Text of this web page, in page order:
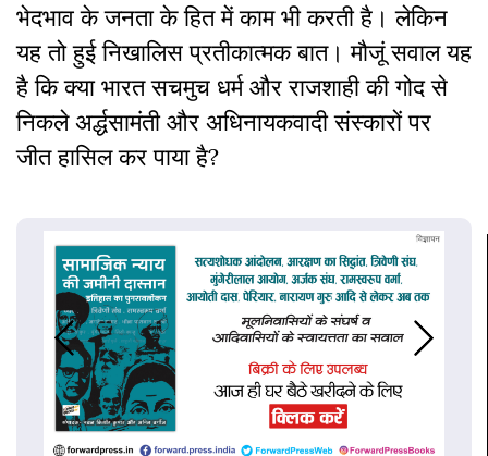
भेदभाव के जनता के हित में काम भी करती है। लेकिन
यह तो हुई निखालिस प्रतीकात्मक बात। मौजूं सवाल यह
है कि क्या भारत सचमुच धर्म और राजशाही की गोद से
निकले अर्द्धसामंती और अधिनायकवादी संस्कारों पर
जीत हासिल कर पाया है?